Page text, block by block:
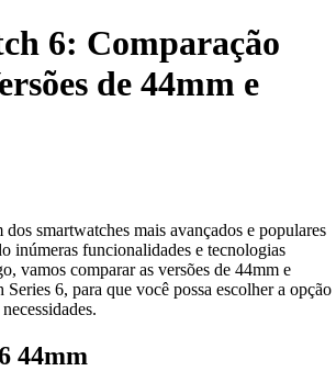
6: Comparação
de 44mm e
smartwatches mais avançados e populares
inúmeras funcionalidades e tecnologias
vamos comparar as versões de 44mm e
6, para que você possa escolher a opção
44mm